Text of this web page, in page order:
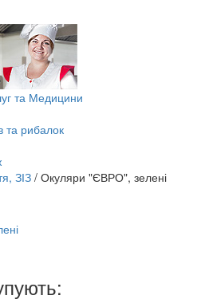
та Медицини
та рибалок
ЗІЗ / Окуляри "ЄВРО", зелені